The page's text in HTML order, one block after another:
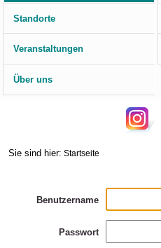
Standorte
Veranstaltungen
Über uns
Sie sind hier: Startseite
Benutzername
Passwort